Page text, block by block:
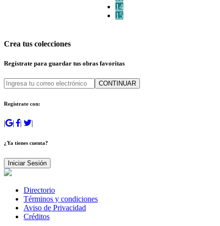
14
15
Crea tus colecciones
Regístrate para guardar tus obras favoritas
CONTINUAR
Regístrate con:
| | | |
¿Ya tienes cuenta?
Iniciar Sesión
Directorio
Términos y condiciones
Aviso de Privacidad
Créditos